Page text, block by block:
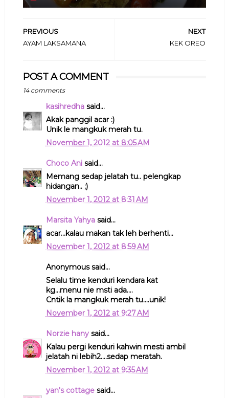
NEXT
KEK OREO
PREVIOUS
AYAM LAKSAMANA
POST A COMMENT
14 comments
kasihredhasaid...
Akak panggil acar :)
Unik le mangkuk merah tu.
November 1, 2012 at 8:05 AM
Choco Anisaid...
Memang sedap jelatah tu.. pelengkap
hidangan.. ;)
November 1, 2012 at 8:31 AM
Marsita Yahyasaid...
acar...kalau makan tak leh berhenti...
November 1, 2012 at 8:59 AM
Anonymous said...
Selalu time kenduri kendara kat
kg...menu nie msti ada....
Cntik la mangkuk merah tu....unik!
November 1, 2012 at 9:27 AM
Norzie hanysaid...
Kalau pergi kenduri kahwin mesti ambil
jelatah ni lebih2....sedap meratah.
November 1, 2012 at 9:35 AM
yan's cottagesaid...